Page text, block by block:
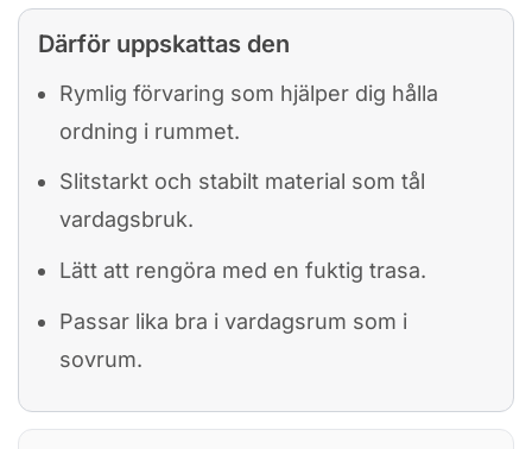
Därför uppskattas den
Rymlig förvaring som hjälper dig hålla
ordning i rummet.
Slitstarkt och stabilt material som tål
vardagsbruk.
Lätt att rengöra med en fuktig trasa.
Passar lika bra i vardagsrum som i
sovrum.